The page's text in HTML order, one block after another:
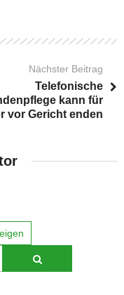
Nächster Beitrag
Telefonische
kann für
vor Gericht enden